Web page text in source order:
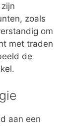
zoals
om
met traden
de
aan een